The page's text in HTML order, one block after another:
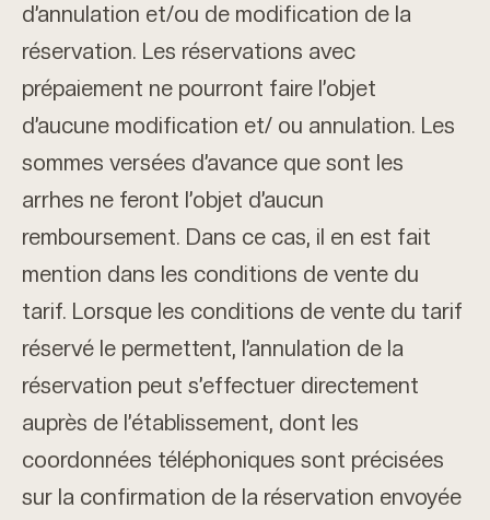
d’annulation et/ou de modification de la
réservation. Les réservations avec
prépaiement ne pourront faire l’objet
d’aucune modification et/ ou annulation. Les
sommes versées d’avance que sont les
arrhes ne feront l’objet d’aucun
remboursement. Dans ce cas, il en est fait
mention dans les conditions de vente du
tarif. Lorsque les conditions de vente du tarif
réservé le permettent, l’annulation de la
réservation peut s’effectuer directement
auprès de l’établissement, dont les
coordonnées téléphoniques sont précisées
sur la confirmation de la réservation envoyée